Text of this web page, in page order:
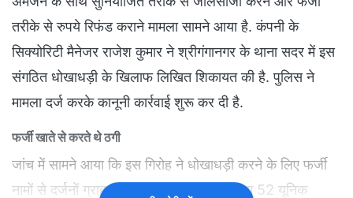
तरीके से रुपये रिफंड कराने मामला सामने आया है. कंपनी के
सिक्योरिटी मैनेजर राजेश कुमार ने श्रीगंगानगर के थाना सदर में इस
संगठित धोखाधड़ी के खिलाफ लिखित श‍िकायत की है. पुल‍िस ने
मामला दर्ज करके कानूनी कार्रवाई शुरू कर दी है.
फर्जी खाते से करते थे ठगी
जांच में सामने आया कि इस गिरोह ने धोखाधड़ी करने के लिए फर्जी
नामों से दर्जनों ग्राहक के खाते बना रखे थे. लगभग 52 यूनिक